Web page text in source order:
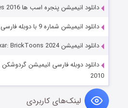
دانلود انیمیشن پنجره اسب ها Window Horses 2016
دانلود انیمیشن شماره 9 با دوبله فارسی Nine 2009
دانلود انیمیشن Lego Pixar: BrickToons 2024
2010
لینک‌های کاربردی